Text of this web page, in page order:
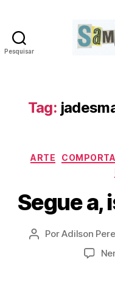
Pesquisar
Tag:
ARTE
Segue a,
Autor
PorAdilson